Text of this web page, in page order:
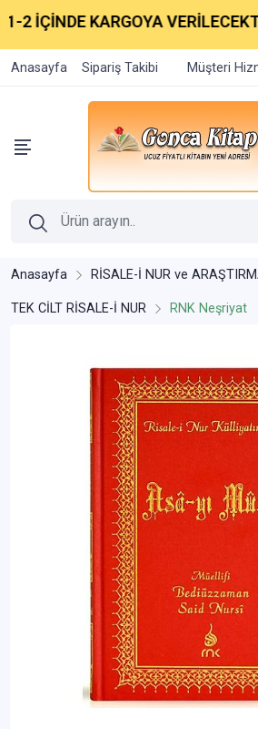
KARGOYA VERİLECEKTİR.
Anasayfa Sipariş Takibi Müşteri
Anasayfa RİSALE-İ NUR ve
TEK CİLT RİSALE-İ NUR RNK Neşriyat